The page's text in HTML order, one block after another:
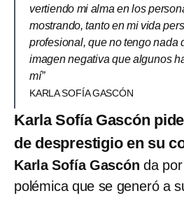
vertiendo mi alma en los
mostrando, tanto en mi vida
profesional, que no tengo nada
imagen negativa que algunos
mí”
KARLA SOFÍA GASCÓN
Karla Sofía Gascón
de desprestigio en su
Karla Sofía Gascón da
polémica que se generó a